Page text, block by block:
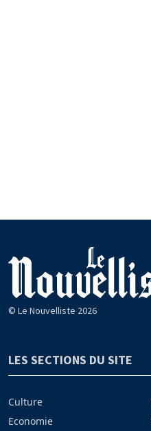
© Le Nouvelliste 2026
LES SECTIONS DU SITE
Culture
Economie